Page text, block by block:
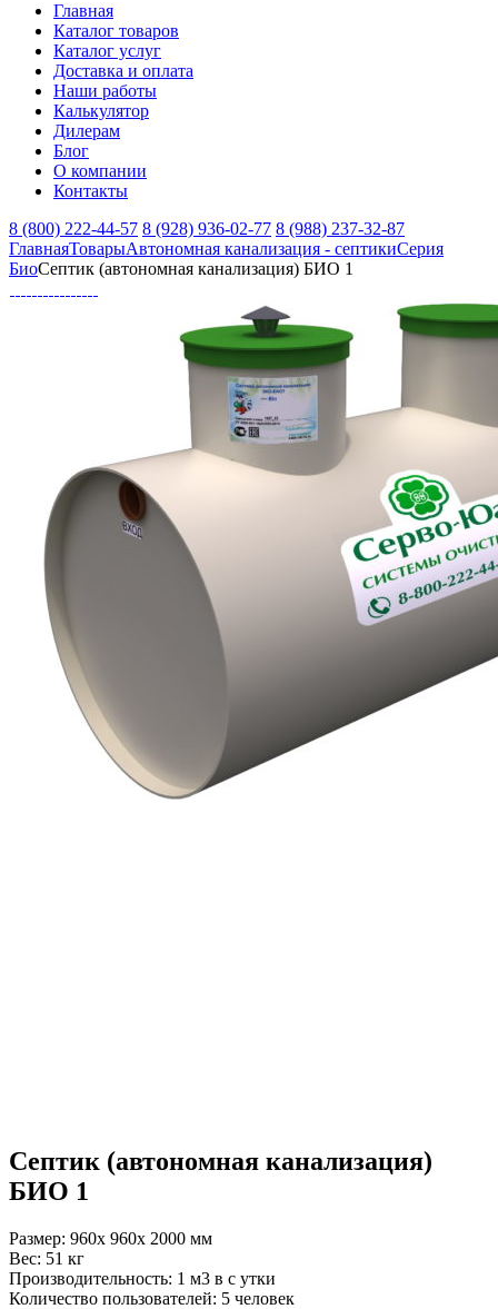
Главная
Каталог товаров
Каталог услуг
Доставка и оплата
Наши работы
Калькулятор
Дилерам
Блог
О компании
Контакты
8 (800) 222-44-57 8 (928) 936-02-77 8 (988) 237-32-87
ГлавнаяТоварыАвтономная канализация - септикиСерия
БиоСептик (автономная канализация) БИО 1
Септик (автономная канализация)
БИО 1
Размер: 960x 960x 2000 мм
Вес: 51 кг
Производительность: 1 м3 в с утки
Количество пользователей: 5 человек